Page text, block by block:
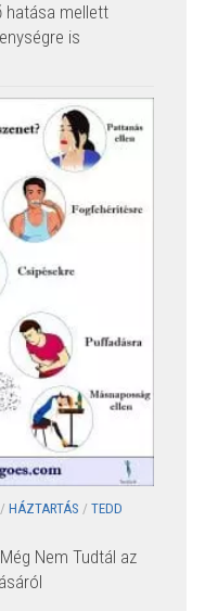
hatása mellett
is
/ HÁZTARTÁS / TEDD
Nem Tudtál az